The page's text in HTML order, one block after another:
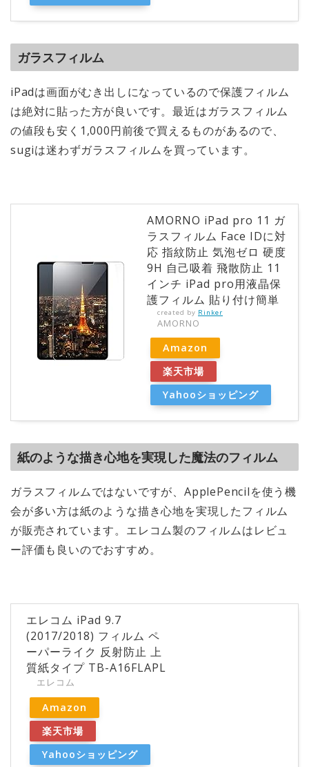
ガラスフィルム
iPadは画面がむき出しになっているので保護フィルム
は絶対に貼った方が良いです。最近はガラスフィルム
の値段も安く1,000円前後で買えるものがあるので、
sugiは迷わずガラスフィルムを買っています。
AMORNO iPad pro 11 ガ
ラスフィルム Face IDに対
応 指紋防止 気泡ゼロ 硬度
9H 自己吸着 飛散防止 11
インチ iPad pro用液晶保
護フィルム 貼り付け簡単
created by Rinker
AMORNO
Amazon
楽天市場
Yahooショッピング
紙のような描き心地を実現した魔法のフィルム
ガラスフィルムではないですが、ApplePencilを使う機
会が多い方は紙のような描き心地を実現したフィルム
が販売されています。エレコム製のフィルムはレビュ
ー評価も良いのでおすすめ。
エレコム iPad 9.7
(2017/2018) フィルム ペ
ーパーライク 反射防止 上
質紙タイプ TB-A16FLAPL
エレコム
Amazon
楽天市場
Yahooショッピング